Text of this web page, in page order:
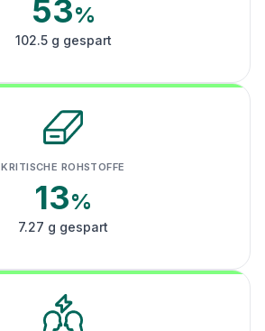
53%
102.5 g gespart
KRITISCHE ROHSTOFFE
13%
7.27 g gespart